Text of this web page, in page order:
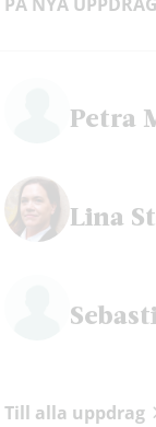
Petra
Lina
Till alla uppdrag